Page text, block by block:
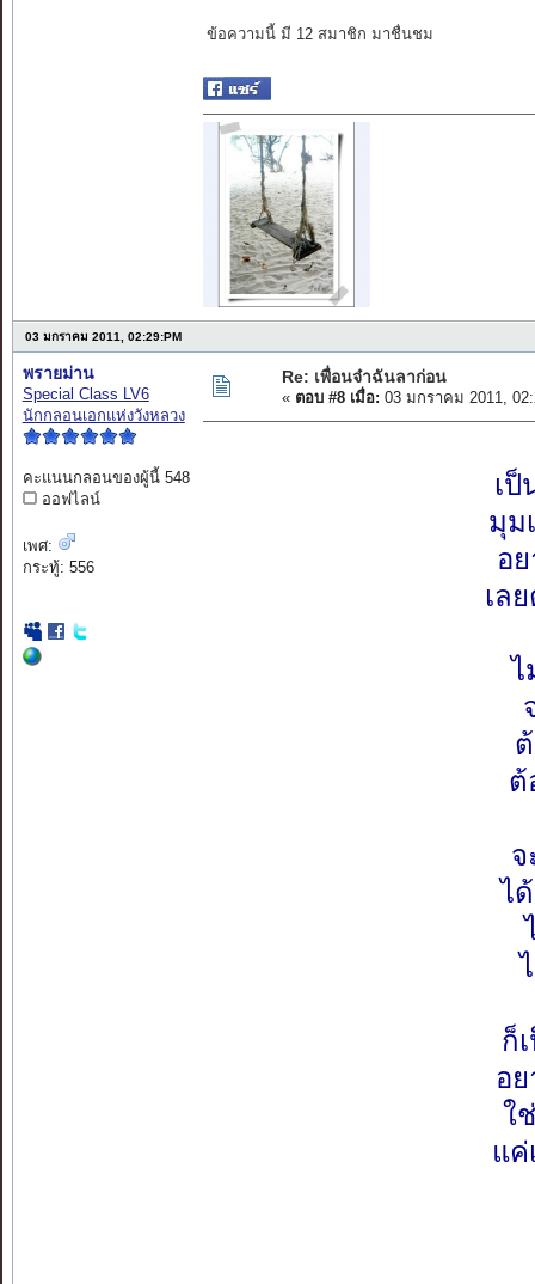
ข้อความนี้ มี 12 สมาชิก มาชื่นชม
03 มกราคม 2011, 02:29:PM
พรายม่าน
Special Class LV6
นักกลอนเอกแห่งวังหลวง
คะแนนกลอนของผู้นี้ 548
ออฟไลน์
เพศ:
กระทู้: 556
Re: เพื่อนจ๋าฉันลาก่อน
« ตอบ #8 เมื่อ: 03 มกราคม 2011,
เ
มุม
อ
เล
ไ
ต้
จ
ไ
ก็
อ
ใ
แค่